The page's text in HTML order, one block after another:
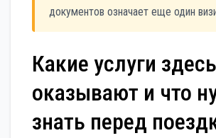
документов означает еще один
Какие услуги здесь
оказывают и что
знать перед